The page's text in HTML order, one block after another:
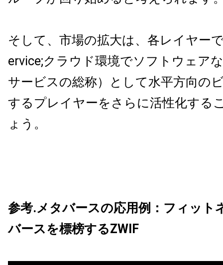
そして、市場の拡大は、各レイヤー
ervice;クラウド環境でソフトウェア
サービスの総称）として水平方向の
するプレイヤーをさらに活性化する
ょう。
参考.メタバースの応用例：フィット
バースを標榜するZWIF